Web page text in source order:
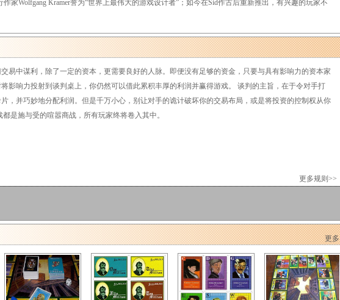
作家Wolfgang Kramer誉为“世界上最伟大的游戏设计者”；如今在Sid作古后重新推出，有兴趣的玩家不
易中谋利，除了一定的资本，更需要良好的人脉。即便没有足够的资金，只要与具有影响力的资本家
影响力投射到谈判桌上，你仍然可以借此累积丰厚的利润并赢得游戏。 谈判的主旨，在于令对手打
，并巧妙地分配利润。但是千万小心，别让对手的诡计破坏你的交易布局，或是将投资的控制权从你
是施与受的喧嚣商战，所有玩家终将卷入其中。
更多规则>>
更多